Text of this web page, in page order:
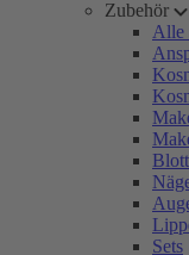
Zubehör
Alle
Sets